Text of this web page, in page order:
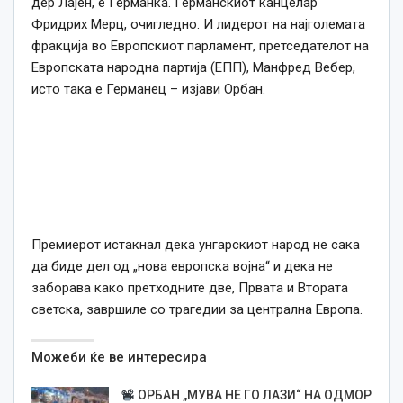
Фридрих Мерц, очигледно. И лидерот на најголемата
фракција во Европскиот парламент, претседателот на
Европската народна партија (ЕПП), Манфред Вебер,
исто така е Германец – изјави Орбан.
Премиерот истакнал дека унгарскиот народ не сака
да биде дел од „нова европска војна“ и дека не
заборава како претходните две, Првата и Втората
светска, завршиле со трагедии за централна Европа.
Можеби ќе ве интересира
ОРБАН „МУВА НЕ ГО ЛАЗИ“ НА ОДМОР